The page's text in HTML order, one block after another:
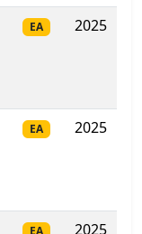
EA 2025
EA 2025
EA 2025